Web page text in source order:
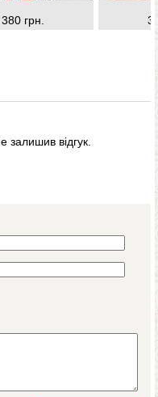
380 грн.
залишив відгук.